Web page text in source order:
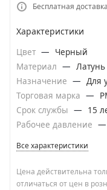
Бесплатная
Характеристики
Цвет —
Черный
Материал — Латунь
Назначение — Для
Торговая марка —
Срок службы —
15
Рабочее давление —
Все характеристики
Цена действительна
отличаться от цен в